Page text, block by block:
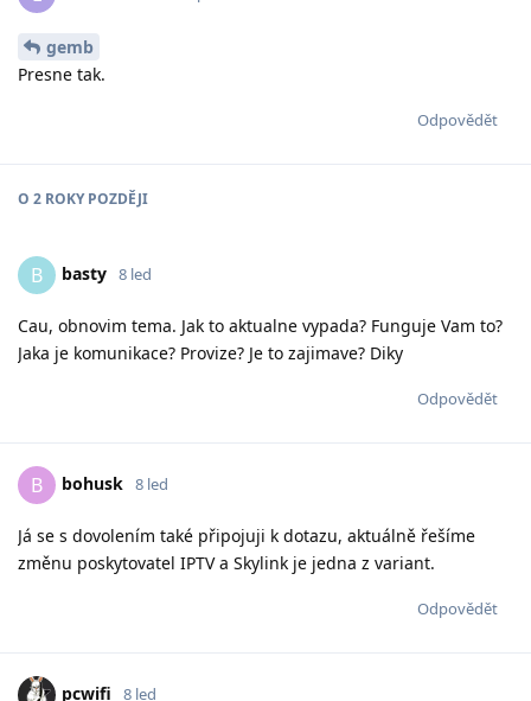
gemb
Presne tak.
Odpovědět
O 2 ROKYPOZDĚJI
B basty 8 led
Cau, obnovim tema. Jak to aktualne vypada? Funguje Vam to?
Jaka je komunikace? Provize? Je to zajimave? Diky
Odpovědět
B bohusk 8 led
Já se s dovolením také připojuji k dotazu, aktuálně řešíme
změnu poskytovatel IPTV a Skylink je jedna z variant.
Odpovědět
pcwifi 8 led